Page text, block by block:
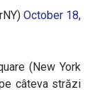
October 18,
(New York
câteva străzi